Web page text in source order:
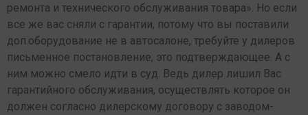
ремонта и технического обслуживания товара». Но если
все же вас сняли с гарантии, потому что вы поставили
доп.оборудование не в автосалоне, требуйте у дилеров
письменное постановление, это подтверждающее. А с
ним можно смело идти в суд. Ведь дилер лишил Вас
гарантийного обслуживания, осуществлять которое он
должен согласно дилерскому договору с заводом-